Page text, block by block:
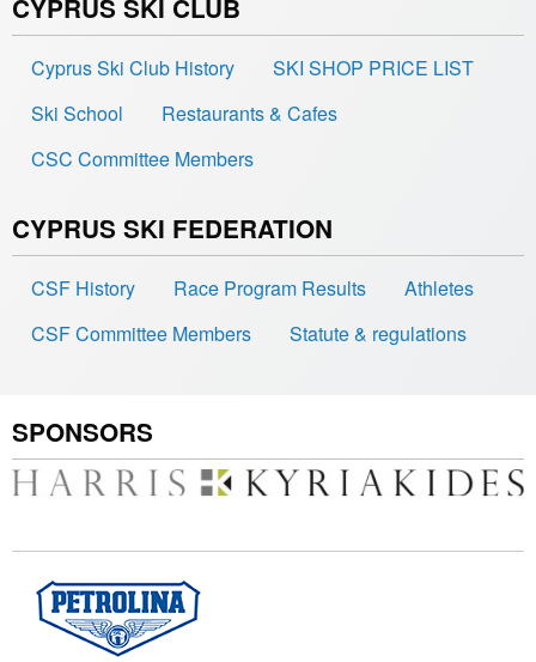
CYPRUS SKI CLUB
Cyprus Ski Club History
SKI SHOP PRICE LIST
Ski School
Restaurants & Cafes
CSC Committee Members
CYPRUS SKI FEDERATION
CSF History Race Program Results
Athletes
CSF Committee Members
Statute & regulations
SPONSORS